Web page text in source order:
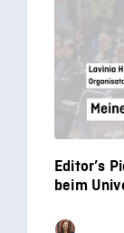
Editor’s
beim